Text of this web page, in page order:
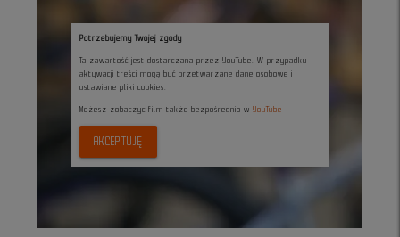
Potrzebujemy Twojej zgody
Ta zawartość jest dostarczana przez YouTube. W przypadku
aktywacji treści mogą być przetwarzane dane osobowe i
ustawiane pliki cookies.
Możesz zobaczyc film także bezpośrednio w YouTube
AKCEPTUJĘ